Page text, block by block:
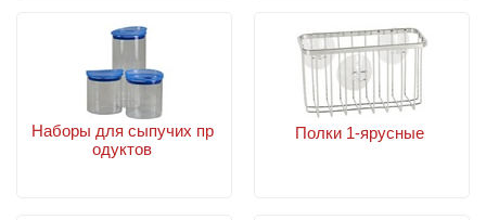
Наборы для сыпучих пр
одуктов
Полки 1-ярусные